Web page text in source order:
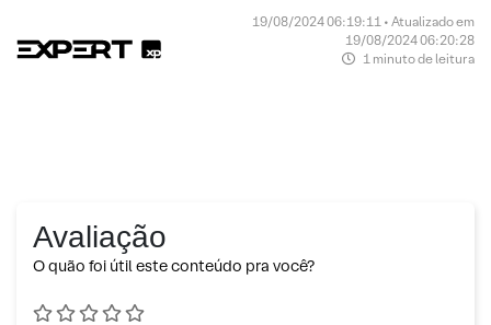
19/08/2024 06:19:11 • Atualizado em
19/08/2024 06:20:28
1 minuto de leitura
Avaliação
O quão foi útil este conteúdo pra você?